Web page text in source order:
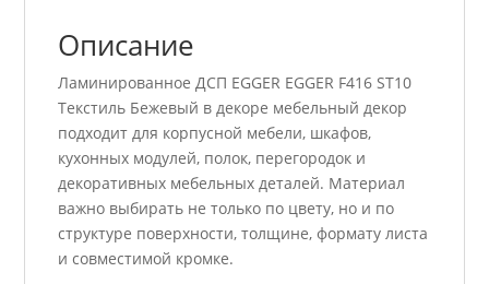
Описание
Ламинированное ДСП EGGER EGGER F416 ST10
Текстиль Бежевый в декоре мебельный декор
подходит для корпусной мебели, шкафов,
кухонных модулей, полок, перегородок и
декоративных мебельных деталей. Материал
важно выбирать не только по цвету, но и по
структуре поверхности, толщине, формату листа
и совместимой кромке.